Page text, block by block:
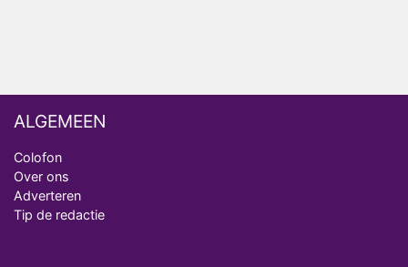
ALGEMEEN
Colofon
Over ons
Adverteren
Tip de redactie